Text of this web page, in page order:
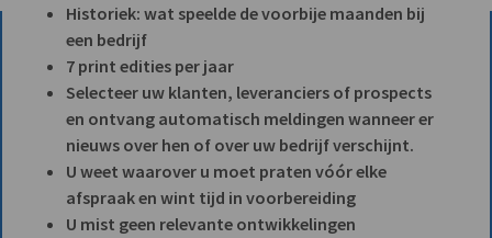
Historiek: wat speelde de voorbije maanden bij
een bedrijf
7 print edities per jaar
Selecteer uw klanten, leveranciers of prospects
en ontvang automatisch meldingen wanneer er
nieuws over hen of over uw bedrijf verschijnt.
U weet waarover u moet praten vóór elke
afspraak en wint tijd in voorbereiding
U mist geen relevante ontwikkelingen